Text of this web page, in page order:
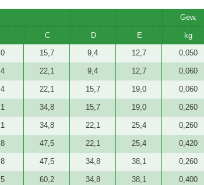
Gew.
C D E kg
15,7 9,4 12,7 0,050
22,1 9,4 12,7 0,060
22,1 15,7 19,0 0,060
34,8 15,7 19,0 0,260
34,8 22,1 25,4 0,260
47,5 22,1 25,4 0,420
47,5 34,8 38,1 0,260
60,2 34,8 38,1 0,400